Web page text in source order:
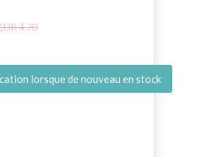
4.70
lorsque de nouveau en stock